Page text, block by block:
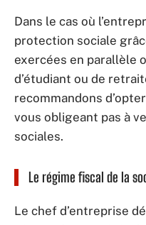
Dans le cas où
protection sociale
exercées en parallèle
d’étudiant ou de
recommandons
vous obligeant pas à
sociales.
Le régime fiscal de la
Le chef d’entreprise